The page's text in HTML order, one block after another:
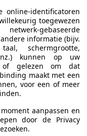
online-identificatoren
toegewezen
gebaseerde
informatie (bijv.
schermgrootte,
kunnen op uw
of gelezen om dat
maakt met een
voor een of meer
aanpassen en
door de Privacy